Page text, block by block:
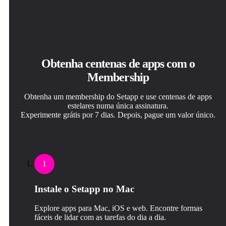
Obtenha centenas de apps com o
Membership
Obtenha um membership do Setapp e use centenas de apps
estelares numa única assinatura.
Experimente grátis por 7 dias. Depois, pague um valor único.
1
Instale o Setapp no Mac
Explore apps para Mac, iOS e web. Encontre formas
fáceis de lidar com as tarefas do dia a dia.